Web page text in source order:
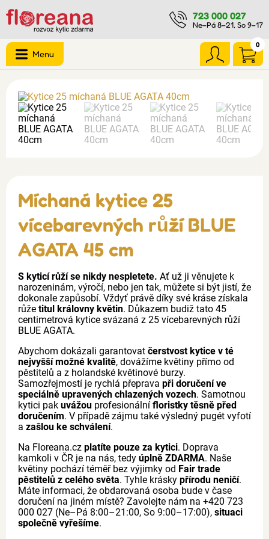
723 000 027
Ne–Pá 8–21, So 9–17
0
Menu
Míchaná kytice 25
vícebarevných růží BLUE
AGATA 45 cm
S kyticí růží se nikdy nespletete. Ať už ji věnujete k
narozeninám, výročí, nebo jen tak, můžete si být jistí, že
dokonale zapůsobí. Vždyť právě díky své kráse získala
růže titul královny květin. Důkazem budiž tato 45
centimetrová kytice svázaná z 25 vícebarevných růží
BLUE AGATA.
Abychom dokázali garantovat čerstvost kytice v té
nejvyšší možné kvalitě, dovážíme květiny přímo od
pěstitelů a z holandské květinové burzy.
Samozřejmostí je rychlá přeprava při doručení ve
speciálně upravených chlazených vozech. Samotnou
kytici pak uvážou profesionální floristky těsně před
doručením. V případě zájmu také výsledný pugét vyfotí
a zašlou ke schválení.
Na Floreana.cz platíte pouze za kytici. Doprava
kamkoli v ČR je na nás, tedy úplně ZDARMA. Naše
květiny pochází téměř bez výjimky od Fair trade
pěstitelů z celého světa. Tyhle krásky přírodu neničí.
Máte informaci, že obdarovaná osoba bude v čase
doručení na jiném místě? Zavolejte nám na +420 723
000 027 (Ne–Pá 8:00–21:00, So 9:00–17:00), situaci
společně vyřešíme.